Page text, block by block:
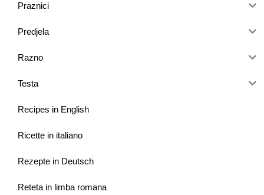
Praznici
Predjela
Razno
Testa
Recipes in English
Ricette in italiano
Rezepte in Deutsch
Reteta in limba romana